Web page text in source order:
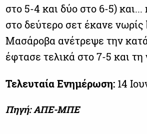
στο 5-4 και δύο στο 6-5)
στο δεύτερο σετ έκανε
Μασάροβα ανέτρεψε την
έφτασε τελικά στο 7-5 και τη
Τελευταία Ενημέρωση: 14
Πηγή: ΑΠΕ-ΜΠΕ